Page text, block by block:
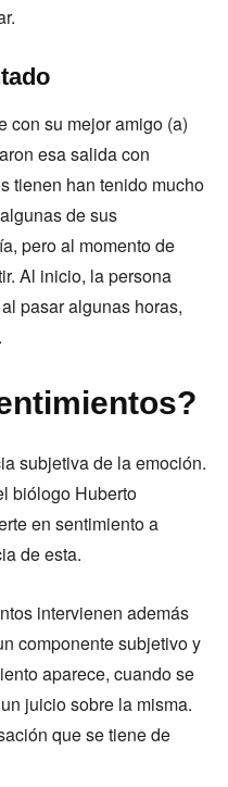
con su mejor amigo (a)
esa salida con
tienen han tenido mucho
de sus
pero al momento de
Al inicio, la persona
pasar algunas horas,
subjetiva de la emoción.
biólogo Huberto
en sentimiento a
de esta.
intervienen además
componente subjetivo y
aparece, cuando se
juicio sobre la misma.
que se tiene de